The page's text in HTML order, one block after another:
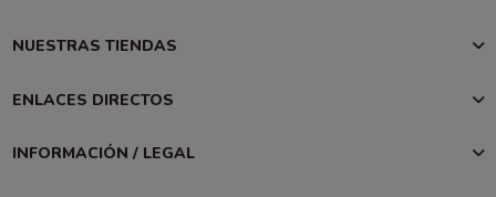
NUESTRAS TIENDAS
ENLACES DIRECTOS
INFORMACIÓN / LEGAL